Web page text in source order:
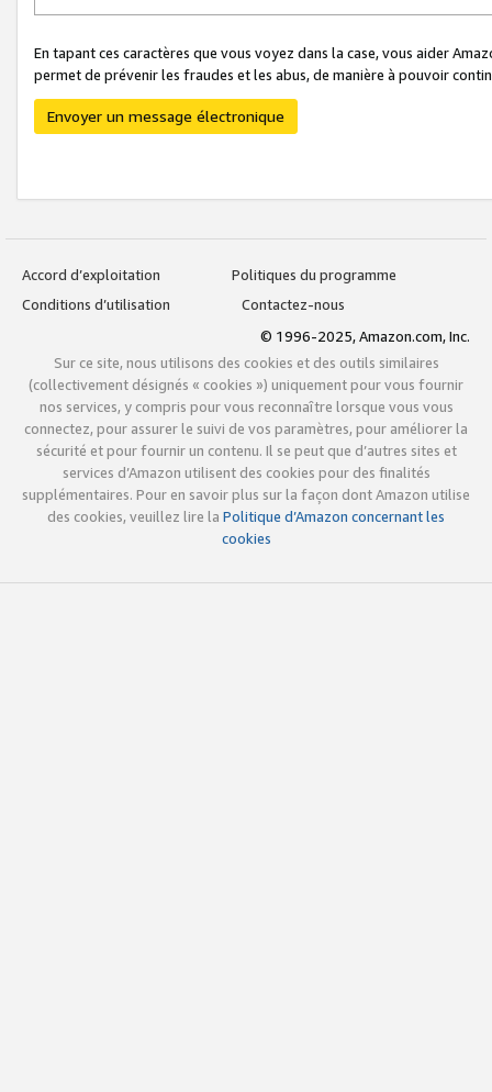
En tapant ces caractères que vous voyez dans la case, vous aider
permet de prévenir les fraudes et les abus, de manière à pouvoir
Envoyer un message électronique
Accord d’exploitation
Politiques du programme
Conditions d’utilisation
Contactez-nous
© 1996-2025, Amazon.com, Inc.
Sur ce site, nous utilisons des cookies et des outils similaires
(collectivement désignés « cookies ») uniquement pour vous fournir
nos services, y compris pour vous reconnaître lorsque vous vous
connectez, pour assurer le suivi de vos paramètres, pour améliorer la
sécurité et pour fournir un contenu. Il se peut que d’autres sites et
services d’Amazon utilisent des cookies pour des finalités
supplémentaires. Pour en savoir plus sur la façon dont Amazon utilise
des cookies, veuillez lire la Politique d’Amazon concernant les
cookies